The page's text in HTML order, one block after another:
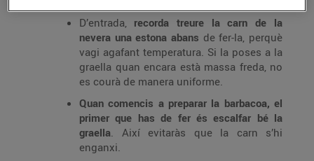
D’entrada, recorda treure la carn de la
nevera una estona abans de fer-la, perquè
vagi agafant temperatura. Si la poses a la
graella quan encara està massa freda, no
es courà de manera uniforme.
Quan comencis a preparar la barbacoa, el
primer que has de fer és escalfar bé la
graella. Així evitaràs que la carn s’hi
enganxi.